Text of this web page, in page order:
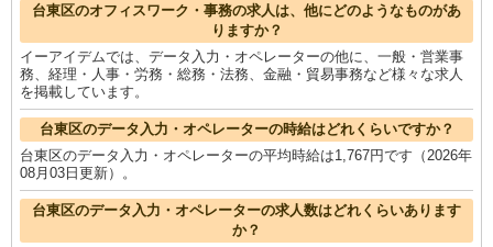
台東区の他の職種の平均時給を見る
台東区のオフィスワーク・事務の求人は、他にどのようなものがあ
りますか？
イーアイデムでは、データ入力・オペレーターの他に、一般・営業事
務、経理・人事・労務・総務・法務、金融・貿易事務など様々な求人
を掲載しています。
台東区のデータ入力・オペレーターの時給はどれくらいですか？
台東区のデータ入力・オペレーターの平均時給は1,767円です（2026年
08月03日更新）。
台東区のデータ入力・オペレーターの求人数はどれくらいあります
か？